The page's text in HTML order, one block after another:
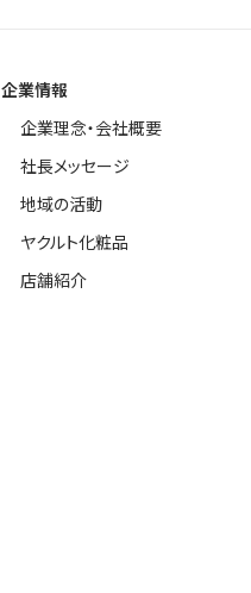
企業情報
企業理念・会社概要
社長メッセージ
地域の活動
ヤクルト化粧品
店舗紹介